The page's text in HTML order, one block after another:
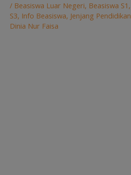
/ Beasiswa Luar Negeri, Beasiswa S1 ,
S3, Info Beasiswa, Jenjang Pendidikan
Dinia Nur Faisa